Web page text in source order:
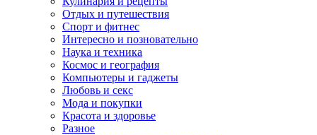
Отдых и путешествия
Спорт и фитнес
Интересно и позновательно
Наука и техника
Космос и география
Компьютеры и гаджеты
Любовь и секс
Мода и покупки
Красота и здоровье
Разное